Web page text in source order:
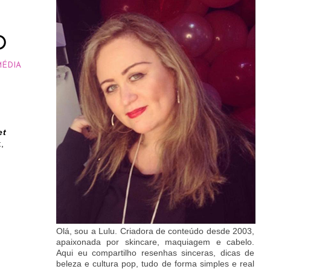
Olá, sou a Lulu. Criadora de conteúdo desde 2003,
apaixonada por skincare, maquiagem e cabelo.
Aqui eu compartilho resenhas sinceras, dicas de
beleza e cultura pop, tudo de forma simples e real